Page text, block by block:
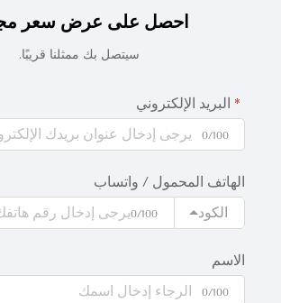
احصل على عرض سعر
سيتصل بك ممثلنا قريبًا.
البريد الإلكتروني
0/100
الهاتف المحمول / واتساب
الكود
0/100
الاسم
0/100